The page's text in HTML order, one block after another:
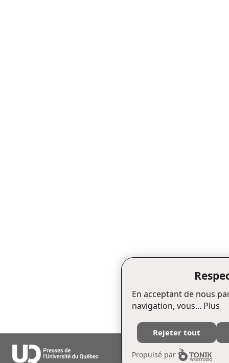
Édifice Fleurie, 480, de La Chapelle,
Tél. : (418) 657-4399 Téléc. : (418)
En acceptant de nous
navigation, vous... Plus
Rejeter tout
Propulsé par